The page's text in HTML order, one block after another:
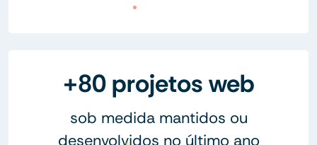
+80 projetos web
sob medida mantidos ou
desenvolvidos no último ano